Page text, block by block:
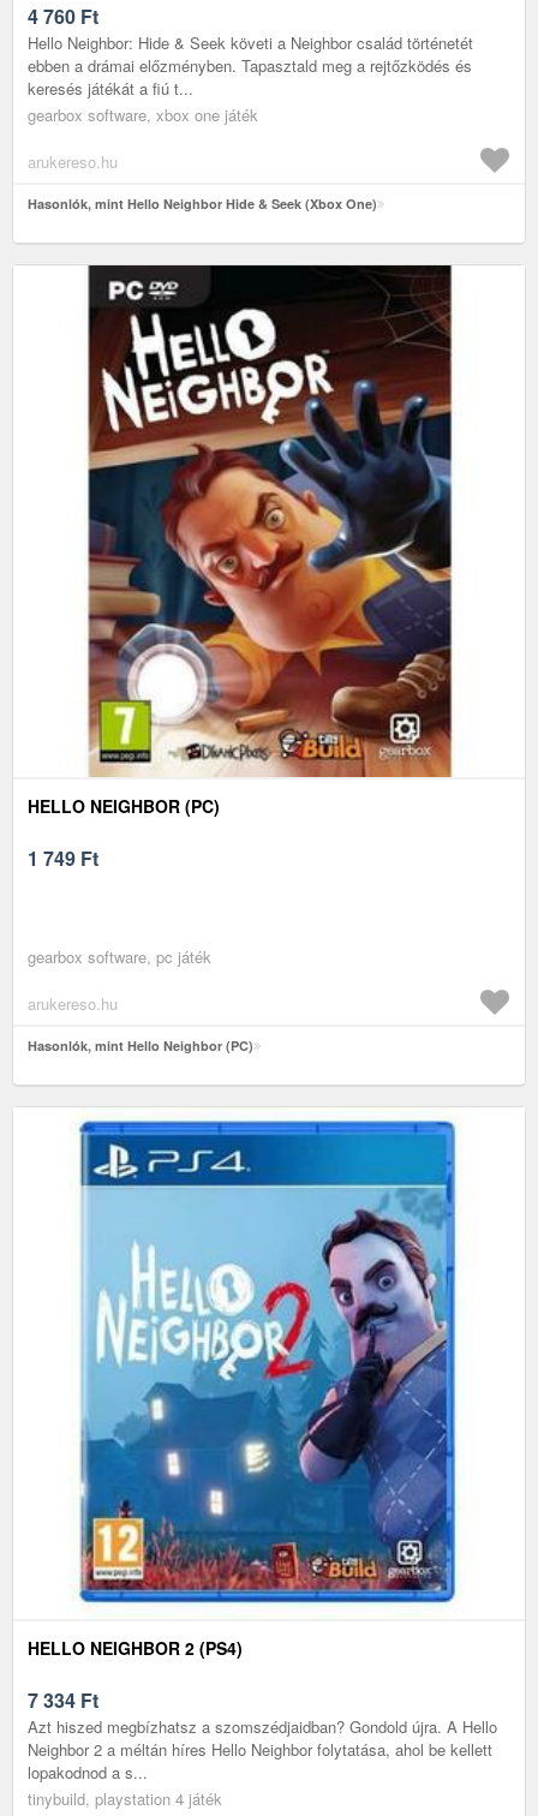
4 760 Ft
Hello Neighbor: Hide & Seek követi a Neighbor család történetét
ebben a drámai előzményben. Tapasztald meg a rejtőzködés és
keresés játékát a fiú t...
gearbox software, xbox one játék
arukereso.hu
Hasonlók, mint Hello Neighbor Hide & Seek (Xbox One)
HELLO NEIGHBOR (PC)
1 749 Ft
gearbox software, pc játék
arukereso.hu
Hasonlók, mint Hello Neighbor (PC)
HELLO NEIGHBOR 2 (PS4)
7 334 Ft
Azt hiszed megbízhatsz a szomszédjaidban? Gondold újra. A Hello
Neighbor 2 a méltán híres Hello Neighbor folytatása, ahol be kellett
lopakodnod a s...
tinybuild, playstation 4 játék